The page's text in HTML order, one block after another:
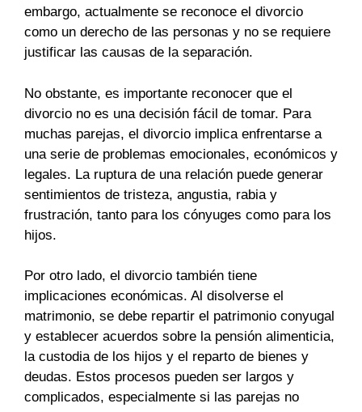
embargo, actualmente se reconoce el divorcio
como un derecho de las personas y no se requiere
justificar las causas de la separación.
No obstante, es importante reconocer que el
divorcio no es una decisión fácil de tomar. Para
muchas parejas, el divorcio implica enfrentarse a
una serie de problemas emocionales, económicos y
legales. La ruptura de una relación puede generar
sentimientos de tristeza, angustia, rabia y
frustración, tanto para los cónyuges como para los
hijos.
Por otro lado, el divorcio también tiene
implicaciones económicas. Al disolverse el
matrimonio, se debe repartir el patrimonio conyugal
y establecer acuerdos sobre la pensión alimenticia,
la custodia de los hijos y el reparto de bienes y
deudas. Estos procesos pueden ser largos y
complicados, especialmente si las parejas no